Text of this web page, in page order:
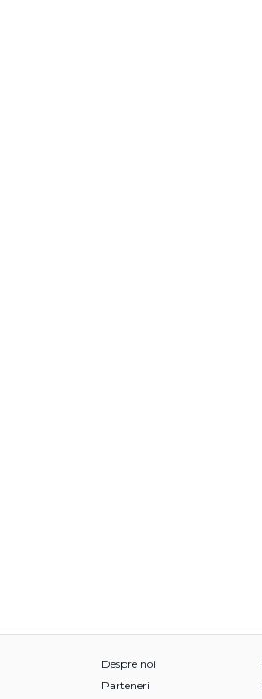
Despre noi
Parteneri